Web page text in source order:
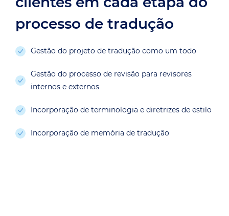
processo de tradução
Gestão do projeto de tradução como um todo
Gestão do processo de revisão para revisores
internos e externos
Incorporação de terminologia e diretrizes de estilo
Incorporação de memória de tradução